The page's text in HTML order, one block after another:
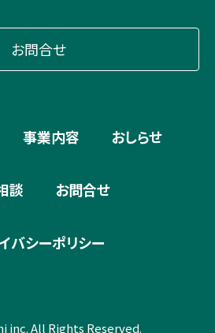
お問合せ
事業内容 おしらせ
談 お問合せ
バシーポリシー
inc. All Rights Reserved.